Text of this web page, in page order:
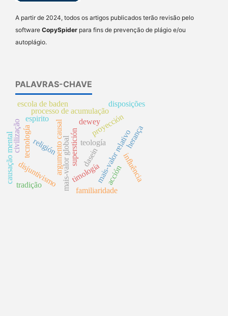
A partir de 2024, todos os artigos publicados terão revisão pelo
software CopySpider para fins de prevenção de plágio e/ou
autoplágio.
PALAVRAS-CHAVE
argumento causal superstición
proyección
processo de acumulação
mais-valor global mais-valor relativo
disjuntivismo
religión
tecnología
dewey
teología
espirito
influência
familiaridade
escola de baden
dasein
herança
tradição
disposições
timologíaacción
causação mentalcivilização